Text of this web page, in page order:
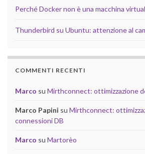
Perché Docker non è una macchina
Thunderbird su Ubuntu: attenzione al
COMMENTI RECENTI
Marco su Mirthconnect: ottimizzazione
Marco Papini su Mirthconnect:
connessioni DB
Marco su Martorèo